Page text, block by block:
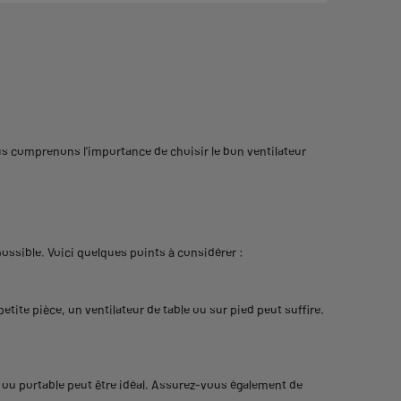
comprenons l'importance de choisir le bon ventilateur
Voici quelques points à considérer :
pièce, un ventilateur de table ou sur pied peut suffire.
portable peut être idéal. Assurez-vous également de